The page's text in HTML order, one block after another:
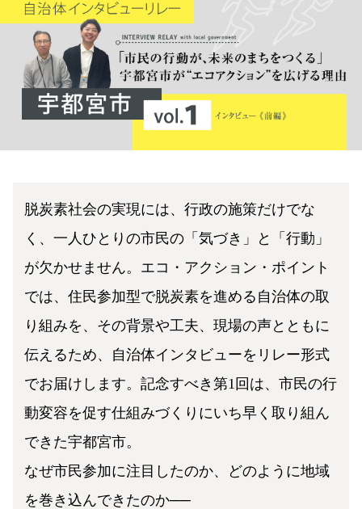
脱炭素社会の実現には、行政の施策だけでな
く、一人ひとりの市民の「気づき」と「行動」
が欠かせません。エコ・アクション・ポイント
では、住民参加型で脱炭素を進める自治体の取
り組みを、その背景や工夫、現場の声とともに
伝えるため、自治体インタビューをリレー形式
でお届けします。記念すべき第1回は、市民の行
動変容を促す仕組みづくりにいち早く取り組ん
できた宇都宮市。
なぜ市民参加に注目したのか、どのように地域
を巻き込んできたのか──